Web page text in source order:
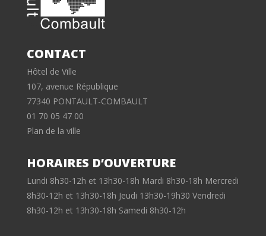
CONTACT
Hôtel de Ville
107, avenue République
77340 PONTAULT-COMBAULT
01 70 05 47 00
Plan de la ville
HORAIRES D’OUVERTURE
Lundi 8h30-12h et 13h30-18h Mardi 8h30-18h Mercredi
8h30-12h et 13h30-18h Jeudi 13h30-19h30 Vendredi
8h30-12h et 13h30-18h Samedi 8h30-12h